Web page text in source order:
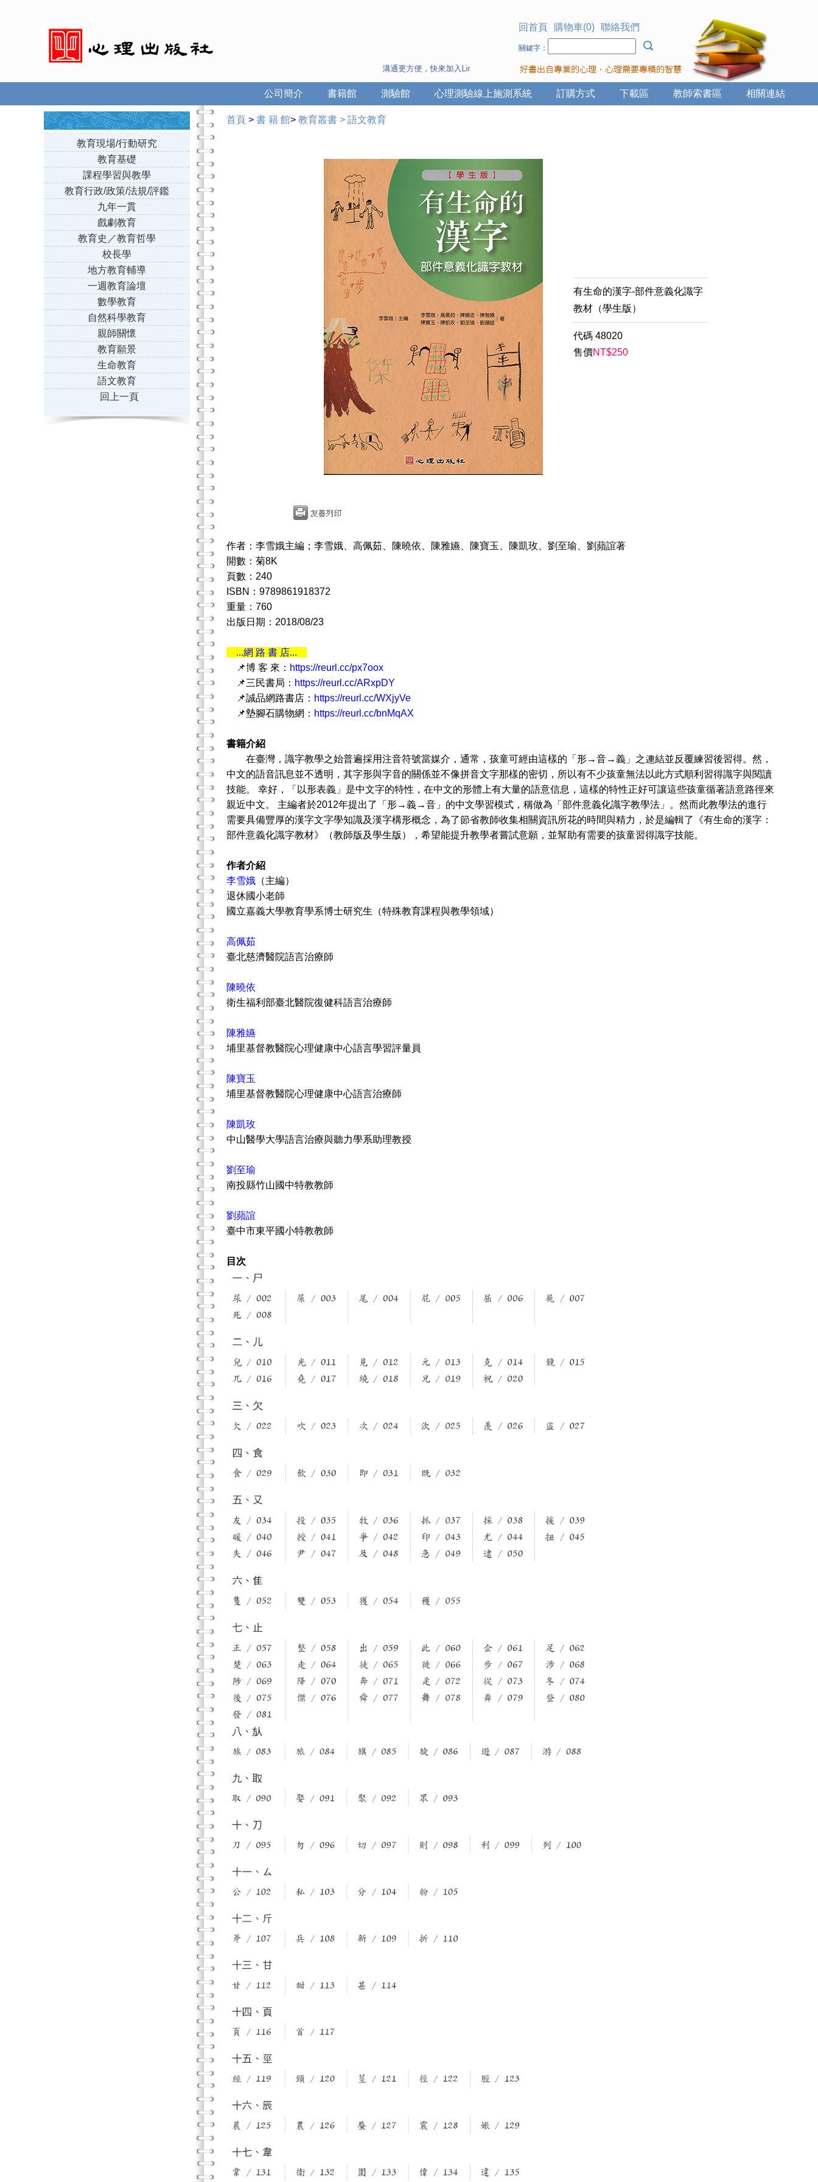
溝通更方便，快來加入Line 與 Wechat ~
回首頁 購物車(0) 聯絡我們
關鍵字：
相關連結
教師索書區
下載區
訂購方式
心理測驗線上施測系統
測驗館
書籍館
公司簡介
教育現場/行動研究
教育基礎
課程學習與教學
教育行政/政策/法規/評鑑
九年一貫
戲劇教育
教育史／教育哲學
校長學
地方教育輔導
一週教育論壇
數學教育
自然科學教育
親師關懷
教育願景
生命教育
語文教育
回上一頁
首頁 > 書 籍 館> 教育叢書 > 語文教育
有生命的漢字-部件意義化識字
教材（學生版）
代碼 48020
售價NT$250
作者：李雪娥主編；李雪娥、高佩茹、陳曉依、陳雅嬿、陳寶玉、陳凱玫、劉至瑜、劉蘋誼著
開數：菊8K
頁數：240
ISBN：9789861918372
重量：760
出版日期：2018/08/23
...網 路 書 店...
📌博 客 來： https://reurl.cc/px7oox
📌三民書局： https://reurl.cc/ARxpDY
📌誠品網路書店： https://reurl.cc/WXjyVe
📌墊腳石購物網： https://reurl.cc/bnMqAX
書籍介紹
在臺灣，識字教學之始普遍採用注音符號當媒介，通常，孩童可經由這樣的「形→音→義」之連結並反覆練習後習得。然，
中文的語音訊息並不透明，其字形與字音的關係並不像拼音文字那樣的密切，所以有不少孩童無法以此方式順利習得識字與閱讀
技能。 幸好，「以形表義」是中文字的特性，在中文的形體上有大量的語意信息，這樣的特性正好可讓這些孩童循著語意路徑來
親近中文。 主編者於2012年提出了「形→義→音」的中文學習模式，稱做為「部件意義化識字教學法」。然而此教學法的進行
需要具備豐厚的漢字文字學知識及漢字構形概念，為了節省教師收集相關資訊所花的時間與精力，於是編輯了《有生命的漢字：
部件意義化識字教材》（教師版及學生版），希望能提升教學者嘗試意願，並幫助有需要的孩童習得識字技能。
作者介紹
李雪娥 （主編）
退休國小老師
國立嘉義大學教育學系博士研究生（特殊教育課程與教學領域）
高佩茹
臺北慈濟醫院語言治療師
陳曉依
衛生福利部臺北醫院復健科語言治療師
陳雅嬿
埔里基督教醫院心理健康中心語言學習評量員
陳寶玉
埔里基督教醫院心理健康中心語言治療師
陳凱玫
中山醫學大學語言治療與聽力學系助理教授
劉至瑜
南投縣竹山國中特教教師
劉蘋誼
臺中市東平國小特教教師
目次